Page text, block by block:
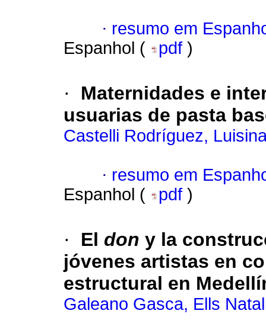
· resumo em
Espanhol (
pdf )
·
Maternidades e
usuarias de pasta
Castelli Rodríguez,
· resumo em
Espanhol (
pdf )
· El don y la
jóvenes artistas en
estructural en
Galeano Gasca, Ells